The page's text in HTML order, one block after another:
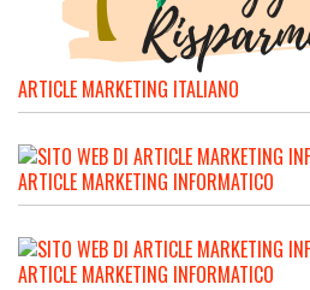
ARTICLE MARKETING ITALIANO
ARTICLE MARKETING INFORMATICO
ARTICLE MARKETING INFORMATICO